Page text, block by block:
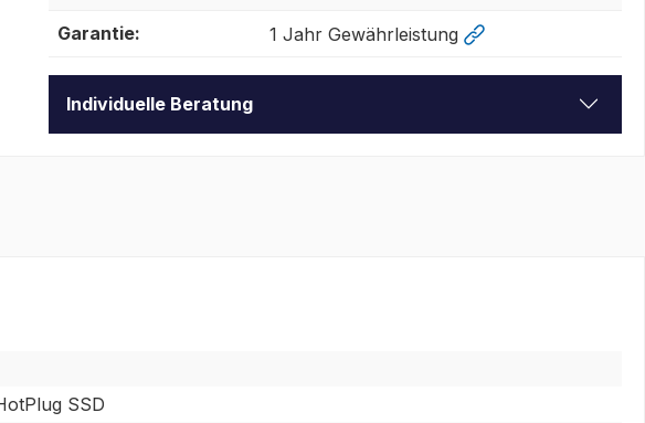
Garantie: 1 Jahr Gewährleistung
Individuelle Beratung
SSD